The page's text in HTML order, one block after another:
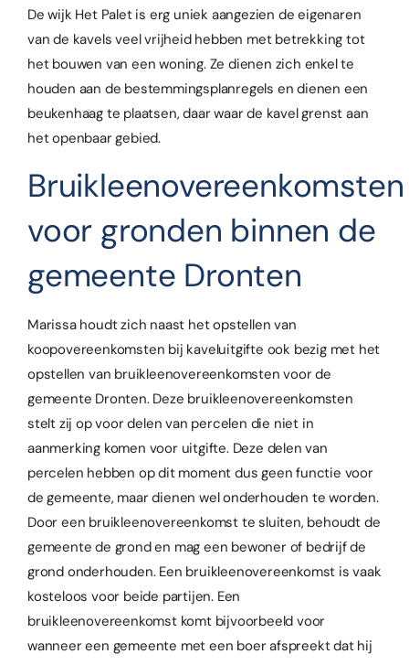
De wijk Het Palet is erg uniek aangezien de eigenaren
van de kavels veel vrijheid hebben met betrekking tot
het bouwen van een woning. Ze dienen zich enkel te
houden aan de bestemmingsplanregels en dienen een
beukenhaag te plaatsen, daar waar de kavel grenst aan
het openbaar gebied.
Bruikleenovereenkomsten
voor gronden binnen de
gemeente Dronten
Marissa houdt zich naast het opstellen van
koopovereenkomsten bij kaveluitgifte ook bezig met het
opstellen van bruikleenovereenkomsten voor de
gemeente Dronten. Deze bruikleenovereenkomsten
stelt zij op voor delen van percelen die niet in
aanmerking komen voor uitgifte. Deze delen van
percelen hebben op dit moment dus geen functie voor
de gemeente, maar dienen wel onderhouden te worden.
Door een bruikleenovereenkomst te sluiten, behoudt de
gemeente de grond en mag een bewoner of bedrijf de
grond onderhouden. Een bruikleenovereenkomst is vaak
kosteloos voor beide partijen. Een
bruikleenovereenkomst komt bijvoorbeeld voor
wanneer een gemeente met een boer afspreekt dat hij